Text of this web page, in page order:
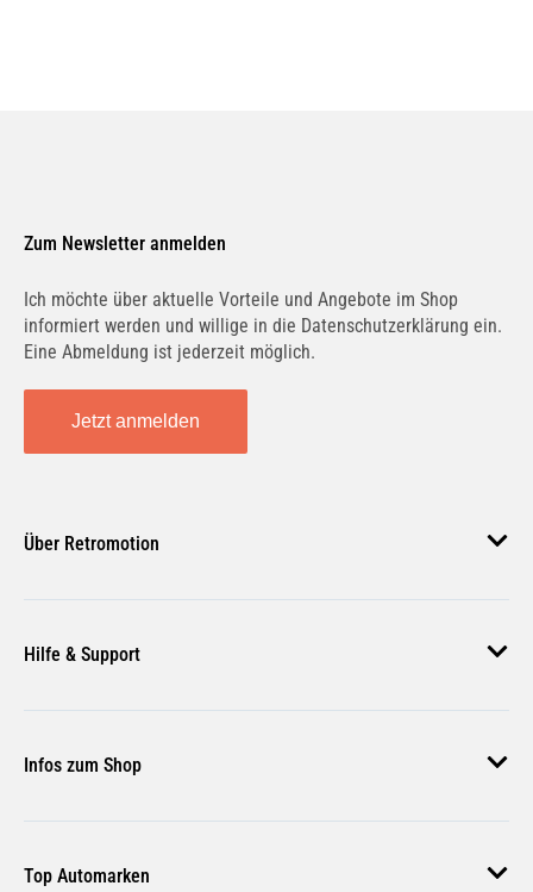
Zum Newsletter anmelden
Ich möchte über aktuelle Vorteile und Angebote im Shop
informiert werden und willige in die Datenschutzerklärung ein.
Eine Abmeldung ist jederzeit möglich.
Jetzt anmelden
Über Retromotion
Unsere Jobs
Magazin
Hilfe & Support
Zahlungsmethoden
Versand & Lieferung
Rückgabe & Erstattung
Infos zum Shop
Top Automarken